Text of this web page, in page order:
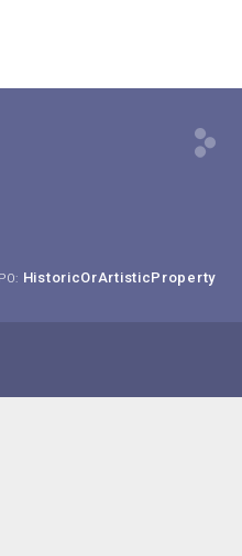
HistoricOrArtisticProperty